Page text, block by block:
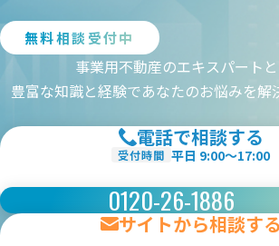
都道府県を選択
茨城 栃木 群馬 埼玉 千葉 東京
条件から探す
カテゴリー
ロードサイド
コンビニ跡
倉庫・工場
貸土地
駅前店舗
無料相談受付中
事業用不動産のエキスパート
豊富な知識と経験であなたのお悩みを解
電話で相談する
受付時間 平日 9:00〜17:00
0120-26-1886
サイトから相談する